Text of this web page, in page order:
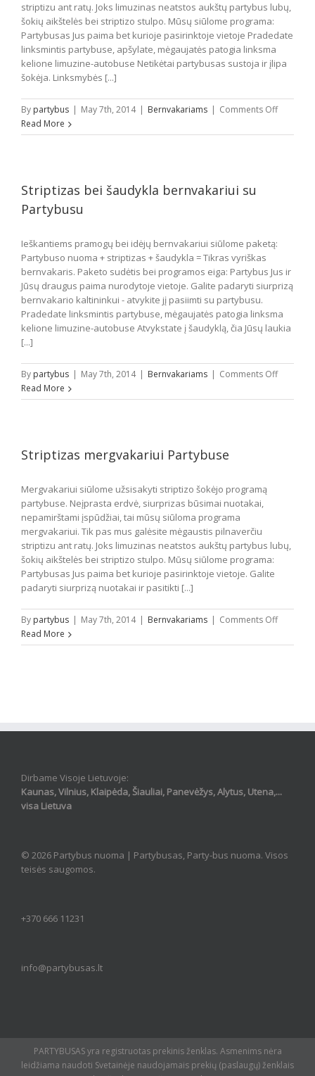
striptizu ant ratų. Joks limuzinas neatstos aukštų partybus lubų,
šokių aikštelės bei striptizo stulpo. Mūsų siūlome programa:
Partybusas Jus paima bet kurioje pasirinktoje vietoje Pradedate
linksmintis partybuse, apšylate, mėgaujatės patogia linksma
kelione limuzine-autobuse Netikėtai partybusas sustoja ir įlipa
šokėja. Linksmybės [...]
By partybus | May 7th, 2014 | Bernvakariams | Comments Offon
Strip
Read More
Striptizas bei šaudykla bernvakariui su
Partybusu
Ieškantiems pramogų bei idėjų bernvakariui siūlome paketą:
Partybuso nuoma + striptizas + šaudykla = Tikras vyriškas
bernvakaris. Paketo sudėtis bei programos eiga: Partybus Jus ir
Jūsų draugus paima nurodytoje vietoje. Galite padaryti siurprizą
bernvakario kaltininkui - atvykite jį pasiimti su partybusu.
Pradedate linksmintis partybuse, mėgaujatės patogia linksma
kelione limuzine-autobuse Atvykstate į šaudyklą, čia Jūsų laukia
[...]
By partybus | May 7th, 2014 | Bernvakariams | Comments Offon
bei
Read More
Striptizas mergvakariui Partybuse
Mergvakariui siūlome užsisakyti striptizo šokėjo programą
partybuse. Neįprasta erdvė, siurprizas būsimai nuotakai,
nepamirštami įspūdžiai, tai mūsų siūloma programa
mergvakariui. Tik pas mus galėsite mėgaustis pilnaverčiu
striptizu ant ratų. Joks limuzinas neatstos aukštų partybus lubų,
šokių aikštelės bei striptizo stulpo. Mūsų siūlome programa:
Partybusas Jus paima bet kurioje pasirinktoje vietoje. Galite
padaryti siurprizą nuotakai ir pasitikti [...]
By partybus | May 7th, 2014 | Bernvakariams | Comments Offon
Read More
Dirbame Visoje Lietuvoje:
Kaunas, Vilnius, Klaipėda, Šiauliai, Panevėžys, Alytus, Utena,...
visa Lietuva
© 2026 Partybus nuoma | Partybusas, Party-bus nuoma. Visos
teisės saugomos.
+370 666 11231
info@partybusas.lt
PARTYBUSAS yra registruotas prekinis ženklas. Asmenims nėra
leidžiama naudoti Svetainėje naudojamais prekių (paslaugų) ženklais